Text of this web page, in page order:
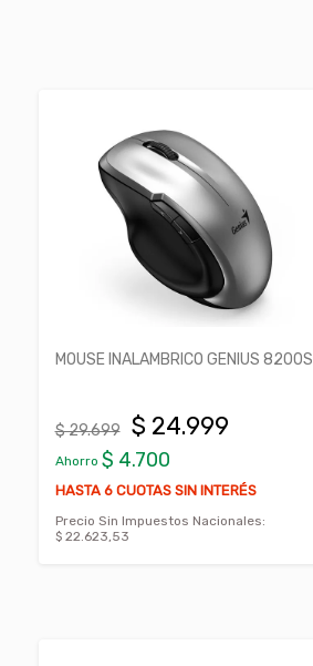
MOUSE INALAMBRICO GENIUS 8200S
$ 29.699 $ 24.999
Ahorro $ 4.700
HASTA 6 CUOTAS SIN INTERÉS
Precio Sin Impuestos Nacionales:
$ 22.623,53